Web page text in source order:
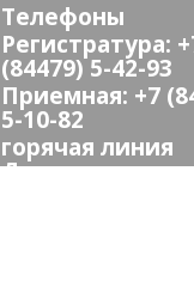
Телефоны
Регистратура:
(84479) 5-42-93
Приемная: +7
5-10-82
горячая линия
Дирекции